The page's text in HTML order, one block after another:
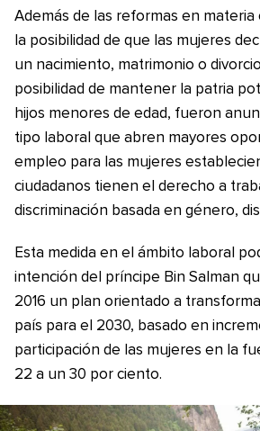
Además de las reformas en materia
la posibilidad de que las mujeres
un nacimiento, matrimonio o
posibilidad de mantener la patria
hijos menores de edad, fueron
tipo laboral que abren mayores
empleo para las mujeres
ciudadanos tienen el derecho a
discriminación basada en género,
Esta medida en el ámbito laboral
intención del príncipe Bin Salman
2016 un plan orientado a
país para el 2030, basado en
participación de las mujeres en la
22 a un 30 por ciento.